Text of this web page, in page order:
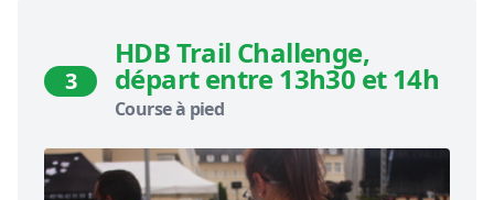
3
HDB Trail Challenge,
départ entre 13h30 et 14h
Course à pied